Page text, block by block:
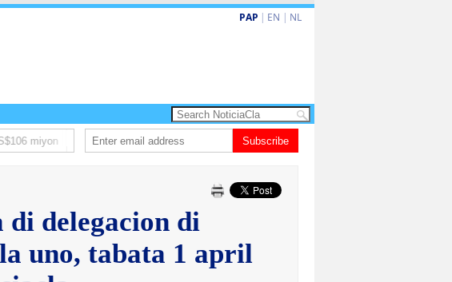
PAP | EN | NL
miyon Aruba ta enfrenta Sur Korea den duelo di pitcheo
Subscribe
di delegacion di
uno, tabata 1 april